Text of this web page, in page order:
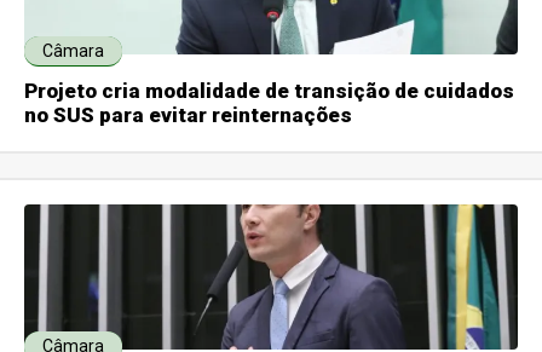
Câmara
Projeto cria modalidade de transição de cuidados
no SUS para evitar reinternações
Câmara